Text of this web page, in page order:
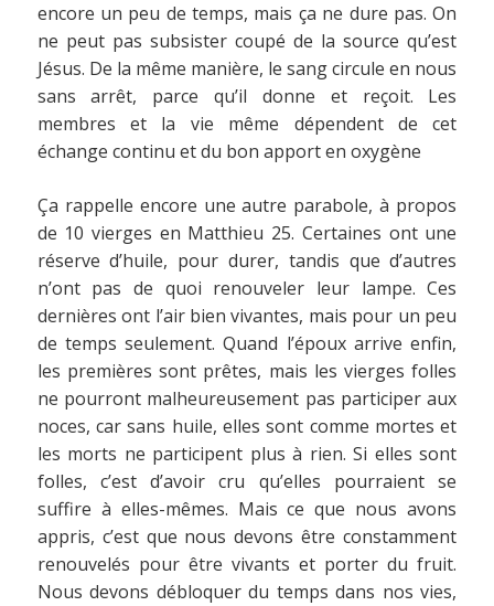
encore un peu de temps, mais ça ne dure pas. On
ne peut pas subsister coupé de la source qu’est
Jésus. De la même manière, le sang circule en nous
sans arrêt, parce qu’il donne et reçoit. Les
membres et la vie même dépendent de cet
échange continu et du bon apport en oxygène
Ça rappelle encore une autre parabole, à propos
de 10 vierges en Matthieu 25. Certaines ont une
réserve d’huile, pour durer, tandis que d’autres
n’ont pas de quoi renouveler leur lampe. Ces
dernières ont l’air bien vivantes, mais pour un peu
de temps seulement. Quand l’époux arrive enfin,
les premières sont prêtes, mais les vierges folles
ne pourront malheureusement pas participer aux
noces, car sans huile, elles sont comme mortes et
les morts ne participent plus à rien. Si elles sont
folles, c’est d’avoir cru qu’elles pourraient se
suffire à elles-mêmes. Mais ce que nous avons
appris, c’est que nous devons être constamment
renouvelés pour être vivants et porter du fruit.
Nous devons débloquer du temps dans nos vies,